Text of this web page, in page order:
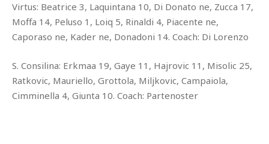
Virtus: Beatrice 3, Laquintana 10, Di Donato ne, Zucca 17,
Moffa 14, Peluso 1, Loiq 5, Rinaldi 4, Piacente ne,
Caporaso ne, Kader ne, Donadoni 14. Coach: Di Lorenzo
S. Consilina: Erkmaa 19, Gaye 11, Hajrovic 11, Misolic 25,
Ratkovic, Mauriello, Grottola, Miljkovic, Campaiola,
Cimminella 4, Giunta 10. Coach: Partenoster